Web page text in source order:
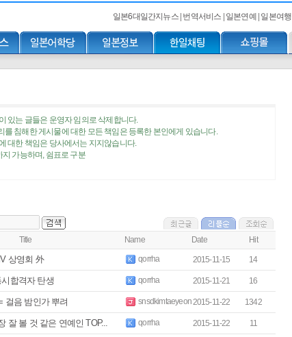
일본6대일간지뉴스| 번역서비스 일본연예 일본여행
있는 글들은 운영자 임의로 삭제합니다.
를 침해한 게시물에 대한 모든 책임은 등록한 본인에게 있습니다.
대한 책임은 당사에서는 지지않습니다.
가능하며, 쉼표로 구분
Title Name Date Hit
상영회 外 qorrha 2015-11-15 14
시합격자 탄생 qorrha 2015-11-21 16
걸음 밤인가 뿌려 snsdkimtaeyeon2015-11-22 1342
잘 볼 것 같은 연예인 TOP... qorrha 2015-11-22 11